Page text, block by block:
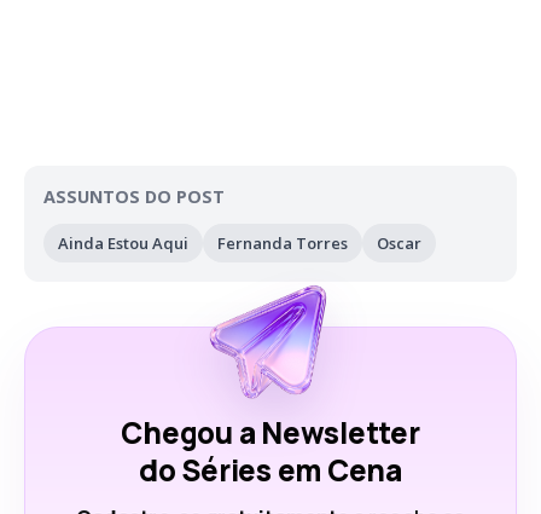
ASSUNTOS DO POST
Ainda Estou Aqui Fernanda Torres Oscar
Chegou a Newsletter
do Séries em Cena